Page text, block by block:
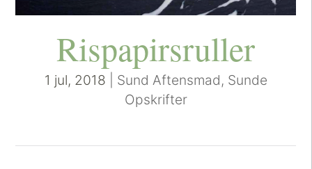
Rispapirsruller
1 jul, 2018 Sund Aftensmad, Sunde
Opskrifter